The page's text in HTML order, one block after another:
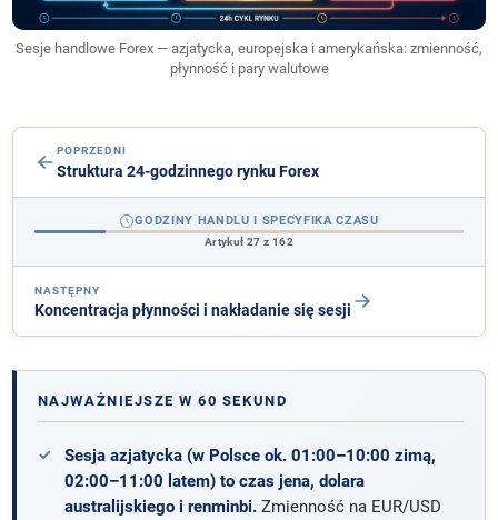
Sesje handlowe Forex — azjatycka, europejska i amerykańska: zmienność,
płynność i pary walutowe
POPRZEDNI
Struktura 24-godzinnego rynku Forex
GODZINY HANDLU I SPECYFIKA CZASU
Artykuł 27 z 162
NASTĘPNY
Koncentracja płynności i nakładanie się sesji
NAJWAŻNIEJSZE W 60 SEKUND
Sesja azjatycka (w Polsce ok. 01:00–10:00 zimą,
02:00–11:00 latem) to czas jena, dolara
australijskiego i renminbi.Zmienność na EUR/USD